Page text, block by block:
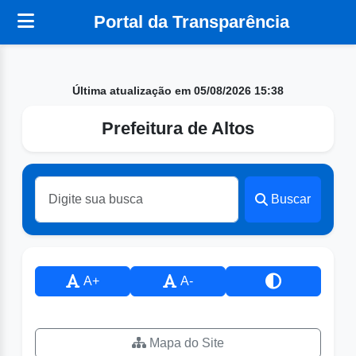
Portal da Transparência
Última atualização em 05/08/2026 15:38
Prefeitura de Altos
Buscar
A+ A-
Mapa do Site